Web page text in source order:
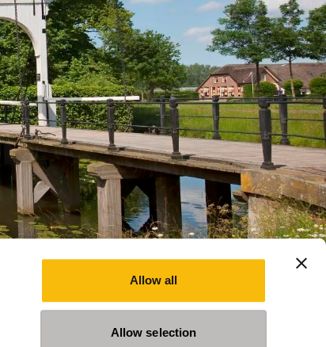
Allow all
Allow selection
Evenementen Nieuws Privacy Statement